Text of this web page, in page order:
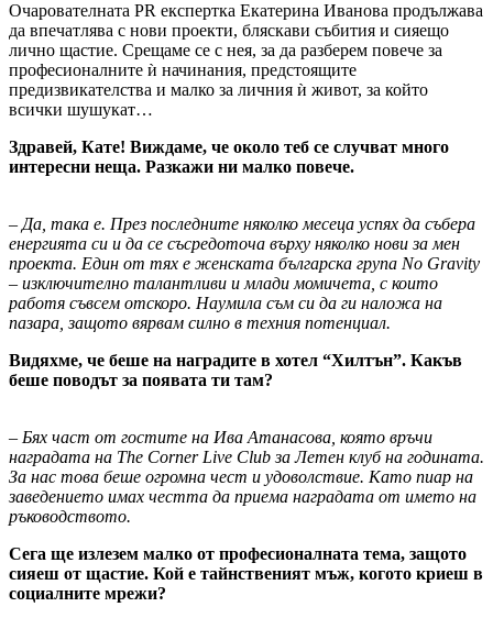
Очарователната PR експертка Екатерина Иванова продължава
да впечатлява с нови проекти, бляскави събития и сияещо
лично щастие. Срещаме се с нея, за да разберем повече за
професионалните ѝ начинания, предстоящите
предизвикателства и малко за личния ѝ живот, за който
всички шушукат…
Здравей, Кате! Виждаме, че около теб се случват много
интересни неща. Разкажи ни малко повече.
– Да, така е. През последните няколко месеца успях да събера
енергията си и да се съсредоточа върху няколко нови за мен
проекта. Един от тях е женската българска група No Gravity
– изключително талантливи и млади момичета, с които
работя съвсем отскоро. Наумила съм си да ги наложа на
пазара, защото вярвам силно в техния потенциал.
Видяхме, че беше на наградите в хотел “Хилтън”. Какъв
беше поводът за появата ти там?
– Бях част от гостите на Ива Атанасова, която връчи
наградата на The Corner Live Club за Летен клуб на годината.
За нас това беше огромна чест и удоволствие. Като пиар на
заведението имах честта да приема наградата от името на
ръководството.
Сега ще излезем малко от професионалната тема, защото
сияеш от щастие. Кой е тайнственият мъж, когото криеш в
социалните мрежи?